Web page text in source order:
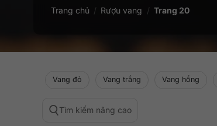
Trang chủ / Rượu vang / Trang 20
Vang đỏ Vang trắng Vang hồng
Tìm kiếm nâng cao